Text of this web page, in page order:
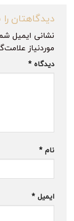
دیدگاهتان
نشانی ایمیل
موردنیاز
دیدگاه *
نام *
ایمیل *